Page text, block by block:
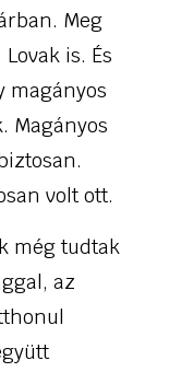
Meg
is. És
magányos
Magányos
volt ott.
még tudtak
az